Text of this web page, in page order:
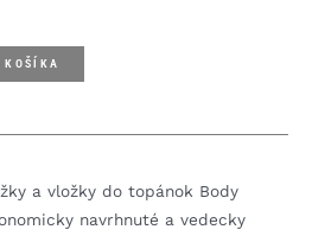
KOŠÍKA
a vložky do topánok Body
navrhnuté a vedecky